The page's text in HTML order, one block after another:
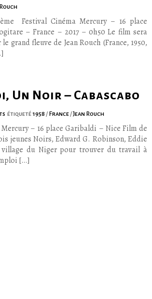
Festival Cinéma Mercury – 16 place
– France – 2017 – 0h50 Le film sera
grand fleuve de Jean Rouch (France, 1950,
Un Noir – Cabascabo
étiqueté1958/ France/Jean Rouch
– 16 place Garibaldi – Nice Film de
jeunes Noirs, Edward G. Robinson, Eddie
du Niger pour trouver du travail à
[…]